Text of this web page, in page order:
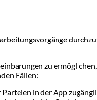
zu
Fällen:
in der App